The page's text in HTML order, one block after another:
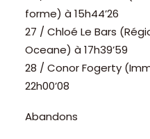
forme) à 15h44’26
27 / Chloé Le Bars
Oceane) à 17h39’59
28 / Conor Fogerty
22h00’08
Abandons